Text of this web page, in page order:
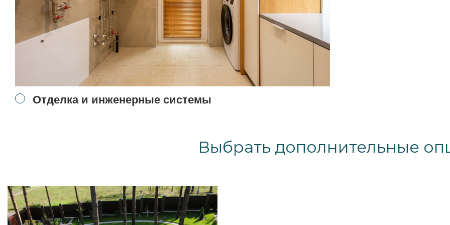
Отделка и инженерные системы
Выбрать дополнительные